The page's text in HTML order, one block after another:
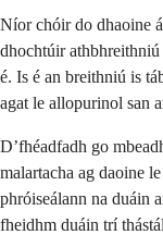
Níor chóir do dhaoine
dhochtúir
é. Is é an breithniú is
agat le allopurinol san
D’fhéadfadh go
malartacha ag daoine
phróiseálann na duáin
fheidhm duáin trí